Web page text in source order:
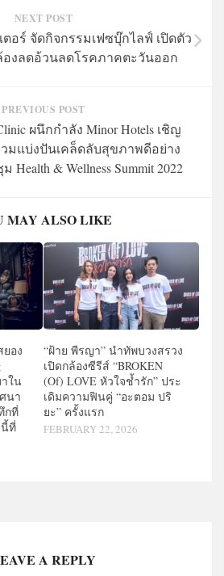
NEXT POST
อร์ จัดกิจกรรมเฟซบุ๊กไลฟ์ เปิดตัว
งลดอ้วนลดโรคภาคตะวันออก
PREVIOUS POST
ผนึกกำลัง Minor Hotels เชิญ
มแบ่งปันเคล็ดลับสุขภาพดีอย่าง
Health & Wellness Summit 2022
MAY ALSO LIKE
ยอง
ใน
นา
กที่
นี้ที่
“ฝ้าย พีรญา” นำทัพบวงสรวง
เปิดกล้องซีรีส์ “BROKEN
(Of) LOVE หัวใจช้ำรัก” ประ
เดิมความฟินคู่ “อะตอม ปริ
ยะ” ครั้งแรก
FEBRUARY 22, 2026
A REPLY